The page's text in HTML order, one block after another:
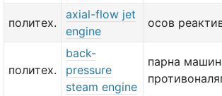
политех.
axial-flow jet
engine
осов
политех.
back-
pressure
steam engine
парна